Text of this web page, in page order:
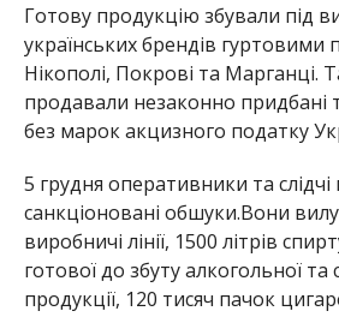
Готову продукцію збували під
українських брендів гуртовими
Нікополі, Покрові та Марганці.
продавали незаконно
без марок акцизного податку
5 грудня оперативники та
санкціоновані обшуки.Вони
виробничі лінії, 1500 літрів
готової до збуту алкогольної та
продукції, 120 тисяч пачок